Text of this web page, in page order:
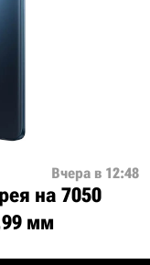
Вчера в 12:48
на 7050
мм